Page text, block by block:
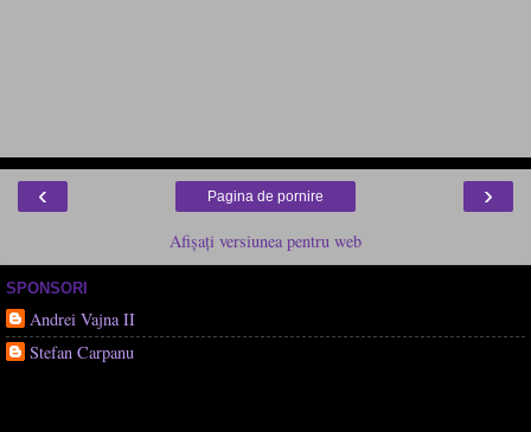
‹ ›
Pagina de pornire
Afișați versiunea pentru web
SPONSORI
Andrei Vajna II
Stefan Carpanu